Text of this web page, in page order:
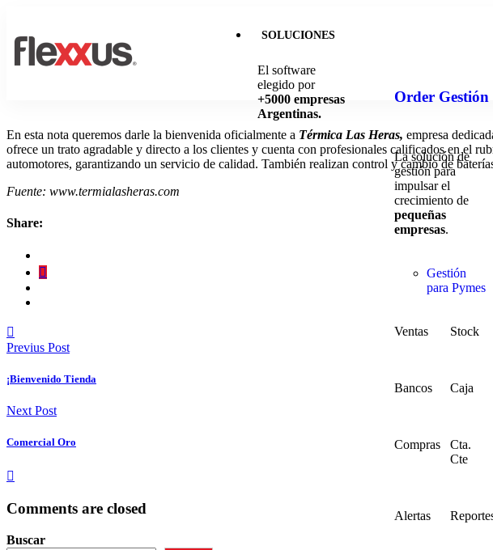
SOLUCIONES
El software
elegido por
+5000 empresas
Argentinas.
Order Gestión
La solución de
gestión para
impulsar el
crecimiento de
pequeñas
empresas.
Gestión
para Pymes
Ventas Stock
Bancos Caja
Compras
Cta.
Cte
Alertas
En esta nota queremos darle la bienvenida oficialmente a Térmica Las Heras, empresa
ofrece un trato agradable y directo a los clientes y cuenta con profesionales calificados en el
automotores, garantizando un servicio de calidad. También realizan control y cambio de
Fuente: www.termialasheras.com
Share:
Previus Post
¡Bienvenido Tienda
Next Post
Comercial Oro
Comments are closed
Buscar